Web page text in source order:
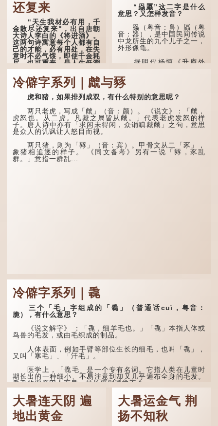
还复来
"天生我材必有用，千
金散尽还复来"，出自唐朝
大诗人李白的《将进酒》。
这两句诗寓意每个人都有自
己的才能，必有用处，在失
意时不必气馁，即使千金耗
尽，也可重来，是人生低潮
时激励向上的名句。
原诗写道："人生得意
须尽欢，莫使金樽空对月。
天生我材必有用，千金散尽
会须一饮三百杯。" 意思是
说：上天给了我才能，必然
有用到的地方；即使千金散
去，也终会重新得到。
李白作此诗时，大约是
天宝十一年。当时他已被唐
玄宗赐金放还约八年，这期
“赑屭”这二字是什么
意思？又怎样发音？
赑（粤音：鼻）屭（粤
音：器），是中国民间传说
中龙所生的九个儿子之一，
外形像龟。
据明代杨慎《升庵外
集》记载，龙生九子的次序
排列为：赑屭、螭吻、蒲
牢、狴犴、饕餮、蚣蝮、睚
眦、狻猊、椒图（此为其中
一种说法）。
龙九子外形与能力各有
不同，其中，赑屭原形像
龟，因为能负重，多作为碑
座，有“碑下...
冷僻字系列｜虤与豩
虎和猪，如果排列成双，有什么特别的意思呢？
两只老虎，写成「虤」（音：颜）。 《说文》：「虤，
虎怒也。从二虎。凡虤之属皆从虤。」代表老虎发怒的样
子。唐人诗中亦有「求闲未得闲，众诮瞋虤虤」之句，意思
是众人的讥讽让人怒目而视。
两只猪，则为「豩」（音：宾）。甲骨文从二「豕」，
象猪相追逐的样子。 《同文备考》另有一说「豩，豕乱
群。」意指一群乱...
冷僻字系列｜毳
三个「毛」字组成的「毳」（普通话cuì，粤音：
脆），有什么意思？
《说文解字》 ：「毳，细羊毛也。」「毳」本指人体或
鸟兽的毛发，或由毛织成的制品。
人体表面，例如手臂等部位生长的细毛，也叫「毳」，
又叫「寒毛」、「汗毛」。
医学上，「毳毛」是一个专有名词。它指人类在儿童时
期长出的一种细小、不易注意到却又几乎遍布全身的毛发。
毳毛的密度因人而异，其长度则通常不会...
大暑连天阴 遍
地出黄金
大暑运金气 荆
扬不知秋